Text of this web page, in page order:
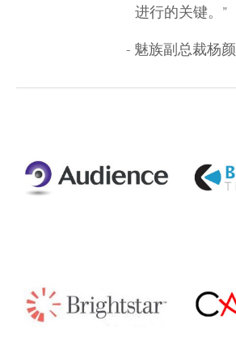
进行的关键。”
- 魅族副总裁杨颜